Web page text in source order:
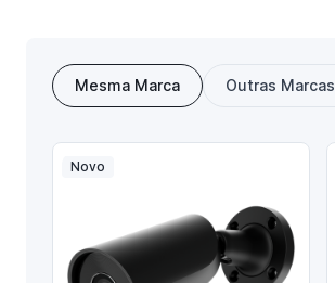
Mesma Marca Outras Marcas
Novo